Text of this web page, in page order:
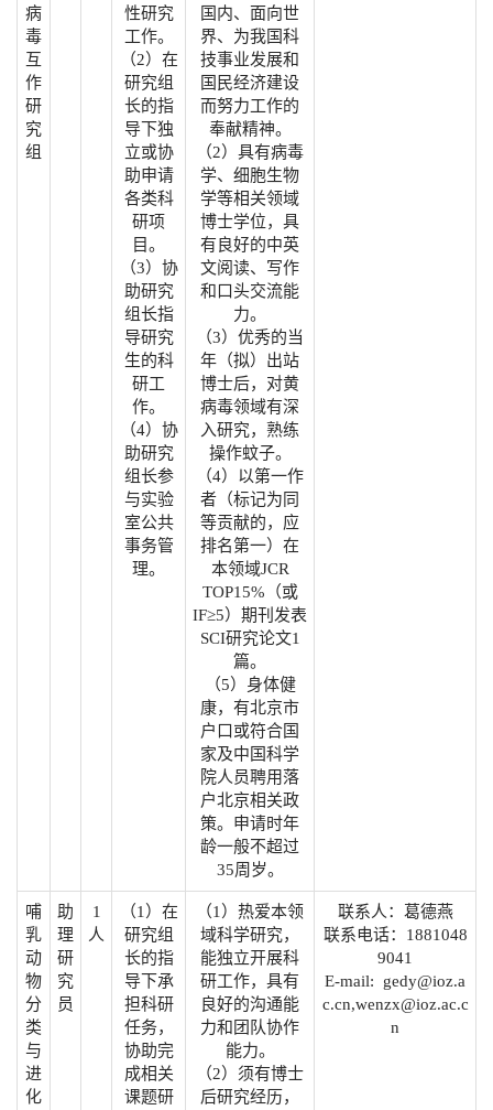
病
毒
互
作
研
究
组
性研究
工作。
（2）在
研究组
长的指
导下独
立或协
助申请
各类科
研项
目。
（3）协
助研究
组长指
导研究
生的科
研工
作。
（4）协
助研究
组长参
与实验
室公共
事务管
理。
国内、面向世
界、为我国科
技事业发展和
国民经济建设
而努力工作的
奉献精神。
（2）具有病毒
学、细胞生物
学等相关领域
博士学位，具
有良好的中英
文阅读、写作
和口头交流能
力。
（3）优秀的当
年（拟）出站
博士后，对黄
病毒领域有深
入研究，熟练
操作蚊子。
（4）以第一作
者（标记为同
等贡献的，应
排名第一）在
本领域JCR
TOP15%（或
IF≥5）期刊发表
SCI研究论文1
篇。
（5）身体健
康，有北京市
户口或符合国
家及中国科学
院人员聘用落
户北京相关政
策。申请时年
龄一般不超过
35周岁。
哺
乳
动
物
分
类
与
进
化
助
理
研
究
员
1
人
（1）在
研究组
长的指
导下承
担科研
任务，
协助完
成相关
课题研
（1）热爱本领
域科学研究，
能独立开展科
研工作，具有
良好的沟通能
力和团队协作
能力。
（2）须有博士
后研究经历，
联系人：葛德燕
联系电话：1881048
9041
E-mail: gedy@ioz.a
c.cn,wenzx@ioz.ac.c
n